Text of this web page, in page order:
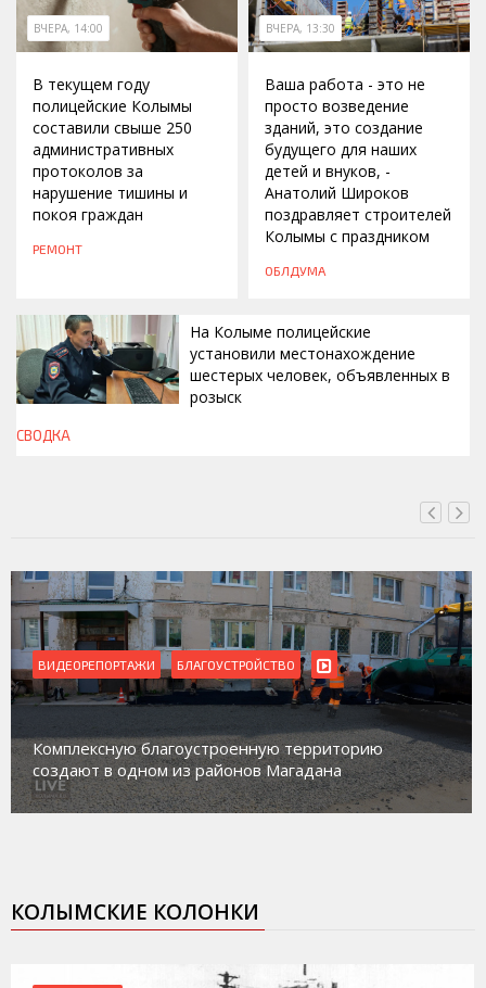
ВЧЕРА, 14:00
В текущем году
полицейские Колымы
составили свыше 250
административных
протоколов за
нарушение тишины и
покоя граждан
РЕМОНТ
ВЧЕРА, 13:30
Ваша работа - это не
просто возведение
зданий, это создание
будущего для наших
детей и внуков, -
Анатолий Широков
поздравляет строителей
Колымы с праздником
ОБЛДУМА
ВЧЕРА, 13:00
На Колыме полицейские
установили местонахождение
шестерых человек, объявленных в
розыск
СВОДКА
ВИДЕОРЕПОРТАЖИ БЛАГОУСТРОЙСТВО
Комплексную благоустроенную территорию
создают в одном из районов Магадана
КОЛЫМСКИЕ КОЛОНКИ